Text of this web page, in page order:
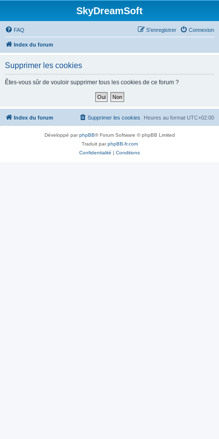
SkyDreamSoft
FAQ Connexion
S’enregistrer
Index du forum
Supprimer les cookies
Êtes-vous sûr de vouloir supprimer tous les cookies de ce forum ?
Index du forum Heures au format UTC+02:00
Supprimer les cookies
Développé parphpBB® Forum Software © phpBB Limited
Traduit parphpBB-fr.com
Confidentialité | Conditions